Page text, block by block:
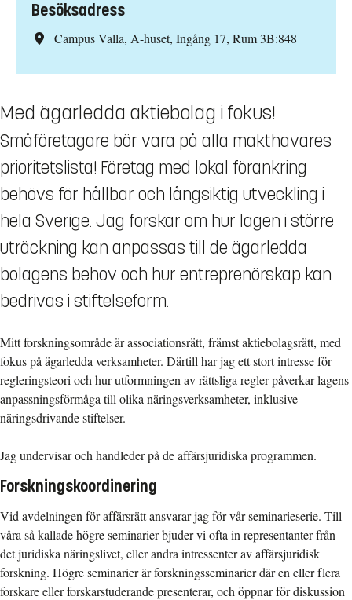
Besöksadress
Campus Valla, A-huset, Ingång 17, Rum 3B:848
Med ägarledda aktiebolag i fokus!
Småföretagare bör vara på alla makthavares
prioritetslista! Företag med lokal förankring
behövs för hållbar och långsiktig utveckling i
hela Sverige. Jag forskar om hur lagen i större
uträckning kan anpassas till de ägarledda
bolagens behov och hur entreprenörskap kan
bedrivas i stiftelseform.
Mitt forskningsområde är associationsrätt, främst aktiebolagsrätt, med
fokus på ägarledda verksamheter. Därtill har jag ett stort intresse för
regleringsteori och hur utformningen av rättsliga regler påverkar lagens
anpassningsförmåga till olika näringsverksamheter, inklusive
näringsdrivande stiftelser.
Jag undervisar och handleder på de affärsjuridiska programmen.
Forskningskoordinering
Vid avdelningen för affärsrätt ansvarar jag för vår seminarieserie. Till
våra så kallade högre seminarier bjuder vi ofta in representanter från
det juridiska näringslivet, eller andra intressenter av affärsjuridisk
forskning. Högre seminarier är forskningsseminarier där en eller flera
forskare eller forskarstuderande presenterar, och öppnar för diskussion